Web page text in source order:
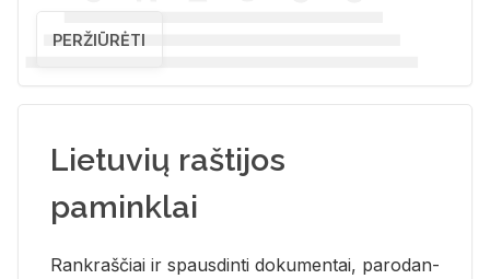
PERŽIŪRĖTI
Lietuvių raštijos
paminklai
Rank­raš­čiai ir spaus­din­ti do­ku­men­tai, pa­ro­dan­